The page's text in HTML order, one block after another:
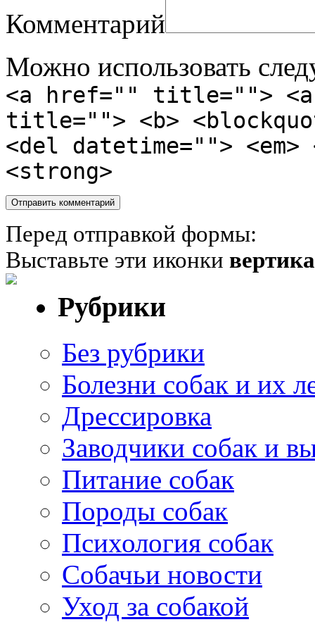
Комментарий
Можно использовать
<a href="" title="">
title=""> <b>
<del datetime="">
<strong>
Перед отправкой формы:
Выставьте эти иконки
Рубрики
Без рубрики
Болезни собак и их
Дрессировка
Заводчики собак и
Питание собак
Породы собак
Психология собак
Собачьи новости
Уход за собакой